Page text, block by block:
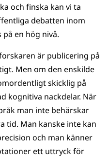
och finska kan vi ta
debatten inom
en hög nivå.
är publicering på
Men om den enskilde
skicklig på
kognitiva nackdelar. När
man inte behärskar
tid. Man kanske inte kan
och man känner
ett uttryck för